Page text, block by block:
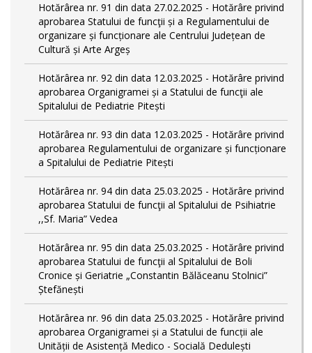
Hotărârea nr. 91 din data 27.02.2025 - Hotărâre privind
aprobarea Statului de funcţii și a Regulamentului de
organizare și funcționare ale Centrului Județean de
Cultură și Arte Argeș
Hotărârea nr. 92 din data 12.03.2025 - Hotărâre privind
aprobarea Organigramei și a Statului de funcţii ale
Spitalului de Pediatrie Pitești
Hotărârea nr. 93 din data 12.03.2025 - Hotărâre privind
aprobarea Regulamentului de organizare și funcționare
a Spitalului de Pediatrie Pitești
Hotărârea nr. 94 din data 25.03.2025 - Hotărâre privind
aprobarea Statului de funcţii al Spitalului de Psihiatrie
,,Sf. Maria” Vedea
Hotărârea nr. 95 din data 25.03.2025 - Hotărâre privind
aprobarea Statului de funcţii al Spitalului de Boli
Cronice și Geriatrie „Constantin Bălăceanu Stolnici”
Ștefănești
Hotărârea nr. 96 din data 25.03.2025 - Hotărâre privind
aprobarea Organigramei și a Statului de funcții ale
Unității de Asistență Medico - Socială Dedulești